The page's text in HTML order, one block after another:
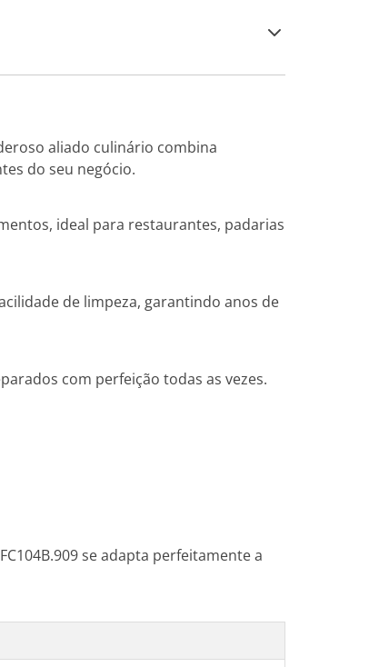
aliado culinário combina
do seu negócio.
ideal para restaurantes, padarias
de limpeza, garantindo anos de
com perfeição todas as vezes.
se adapta perfeitamente a